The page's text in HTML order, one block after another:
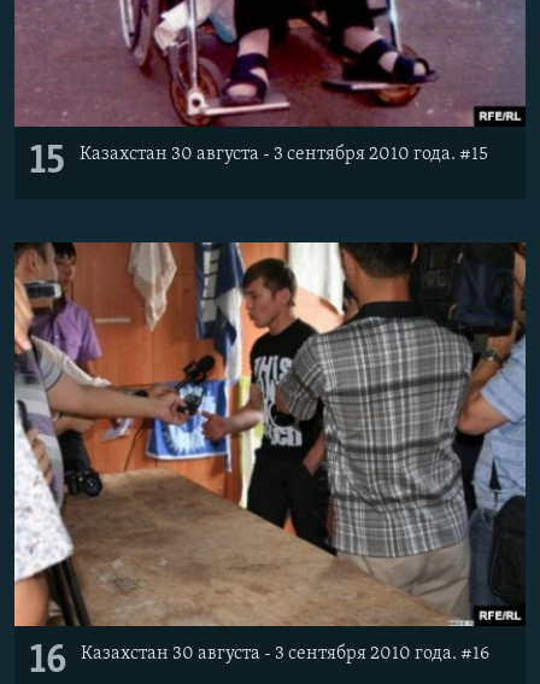
15 Казахстан 30 августа - 3 сентября 2010 года. #15
16 Казахстан 30 августа - 3 сентября 2010 года. #16